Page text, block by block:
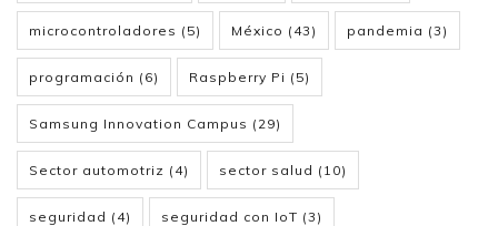
microcontroladores (5) México (43) pandemia (3)
programación (6) Raspberry Pi (5)
Samsung Innovation Campus (29)
Sector automotriz (4) sector salud (10)
seguridad (4) seguridad con IoT (3)